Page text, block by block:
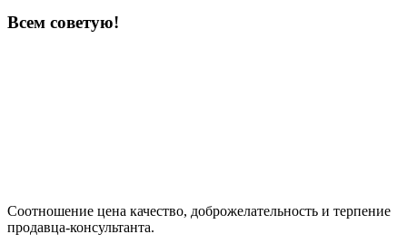
Всем советую!
Соотношение цена качество, доброжелательность и терпение
продавца-консультанта.